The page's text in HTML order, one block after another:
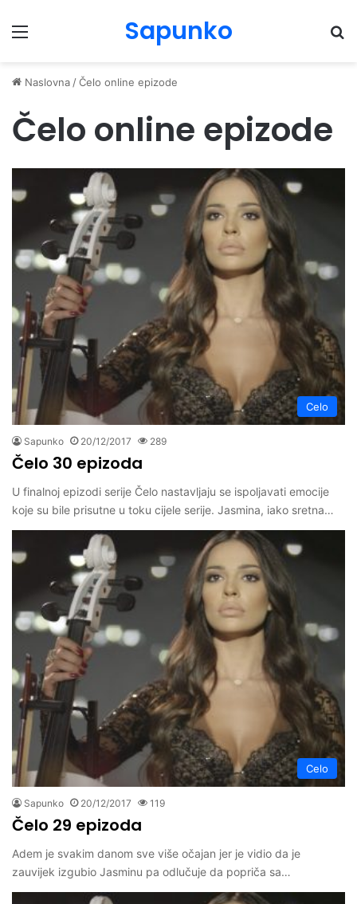
Menu Sapunko
Naslovna /Čelo online epizode
Čelo online epizode
Celo
Sapunko 20/12/2017 289
Čelo 30 epizoda
U finalnoj epizodi serije Čelo nastavljaju se ispoljavati emocije
koje su bile prisutne u toku cijele serije. Jasmina, iako sretna…
Celo
Sapunko 20/12/2017 119
Čelo 29 epizoda
Adem je svakim danom sve više očajan jer je vidio da je
zauvijek izgubio Jasminu pa odlučuje da popriča sa…